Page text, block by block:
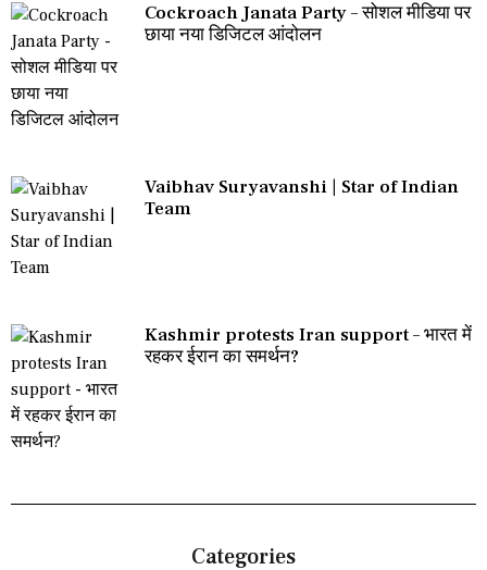
Cockroach Janata Party – सोशल मीडिया पर
छाया नया डिजिटल आंदोलन
Vaibhav Suryavanshi | Star of Indian
Team
Kashmir protests Iran support – भारत में
रहकर ईरान का समर्थन?
Categories